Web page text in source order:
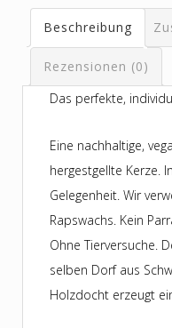
Ein
und
Menge
Beschreibung
Rezensionen (0)
Das perfekte,
Eine nachhaltige,
hergestgellte Kerze.
Gelegenheit. Wir
Rapswachs. Kein
Ohne Tierversuche.
selben Dorf aus
Holzdocht erzeugt